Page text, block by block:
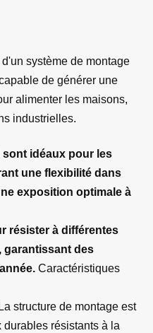
système de montage
de générer une
alimenter les maisons,
industrielles.
sont idéaux pour les
une flexibilité dans
exposition optimale à
résister à différentes
des
Caractéristiques
La structure de montage est
résistants à la